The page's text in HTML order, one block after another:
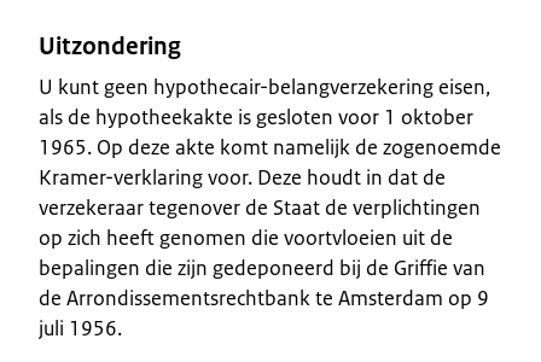
Uitzondering
U kunt geen hypothecair-belangverzekering eisen,
als de hypotheekakte is gesloten voor 1 oktober
1965. Op deze akte komt namelijk de zogenoemde
Kramer-verklaring voor. Deze houdt in dat de
verzekeraar tegenover de Staat de verplichtingen
op zich heeft genomen die voortvloeien uit de
bepalingen die zijn gedeponeerd bij de Griffie van
de Arrondissementsrechtbank te Amsterdam op 9
juli 1956.